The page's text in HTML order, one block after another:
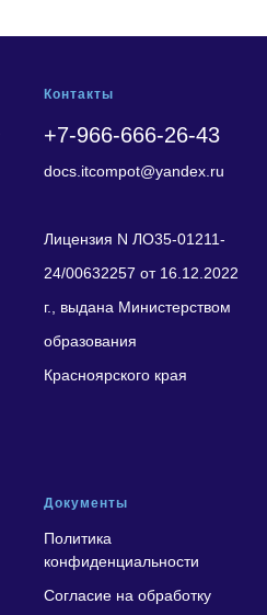
Контакты
+7-966-666-26-43
docs.itcompot@yandex.ru
Лицензия N ЛО35-01211-
24/00632257 от 16.12.2022
г., выдана Министерством
образования
Красноярского края
Документы
Политика
конфиденциальности
Согласие на обработку